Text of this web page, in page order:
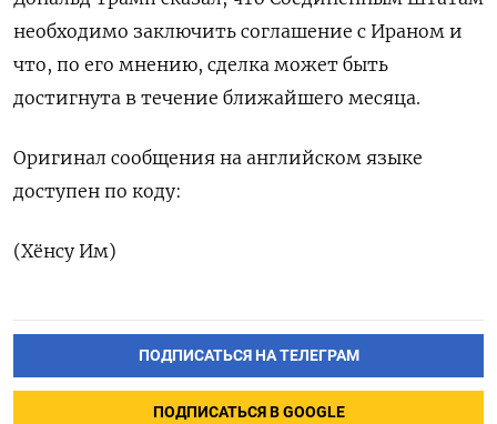
необходимо заключить соглашение с Ираном ​и
что, по ⁠его мнению, сделка может быть
‌достигнута в течение ближайшего ‌месяца.
Оригинал сообщения на английском ​языке
доступен по коду:
(‌Хёнсу Им)
ПОДПИСАТЬСЯ НА ТЕЛЕГРАМ
ПОДПИСАТЬСЯ В GOOGLE